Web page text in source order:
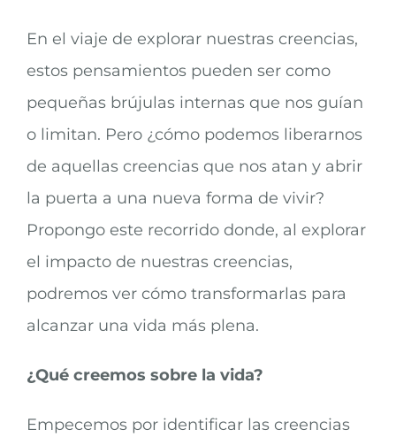
En el viaje de explorar nuestras creencias,
estos pensamientos pueden ser como
pequeñas brújulas internas que nos guían
o limitan. Pero ¿cómo podemos liberarnos
de aquellas creencias que nos atan y abrir
la puerta a una nueva forma de vivir?
Propongo este recorrido donde, al explorar
el impacto de nuestras creencias,
podremos ver cómo transformarlas para
alcanzar una vida más plena.
¿Qué creemos sobre la vida?
Empecemos por identificar las creencias